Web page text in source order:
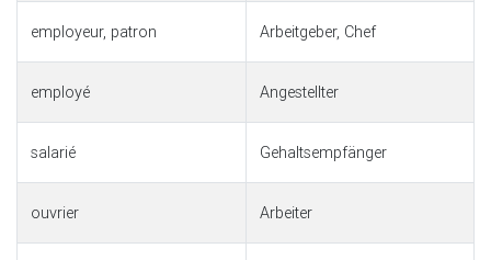
employeur, patron Arbeitgeber, Chef
employé Angestellter
salarié Gehaltsempfänger
ouvrier Arbeiter